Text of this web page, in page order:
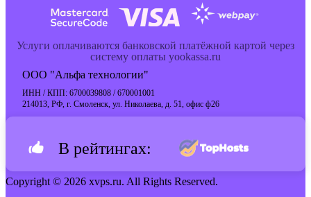
Услуги оплачиваются банковской платёжной картой через
систему оплаты yookassa.ru
ООО "Альфа технологии"
ИНН / КПП: 6700039808 / 670001001
214013, РФ, г. Смоленск, ул. Николаева, д. 51, офис ф26
В рейтингах:
Copyright © 2026 xvps.ru. All Rights Reserved.